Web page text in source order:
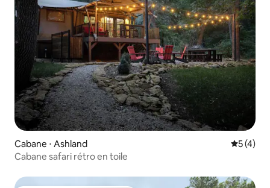
Cabane ⋅ Ashland
5 (4)
Cabane safari rétro en toile